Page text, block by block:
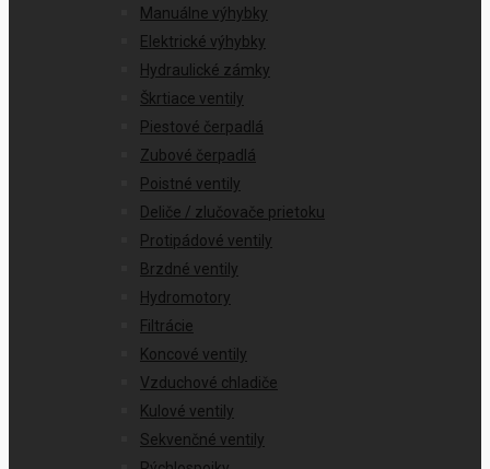
Manuálne výhybky
Elektrické výhybky
Hydraulické zámky
Škrtiace ventily
Piestové čerpadlá
Zubové čerpadlá
Poistné ventily
Deliče / zlučovače prietoku
Protipádové ventily
Brzdné ventily
Hydromotory
Filtrácie
Koncové ventily
Vzduchové chladiče
Kulové ventily
Sekvenčné ventily